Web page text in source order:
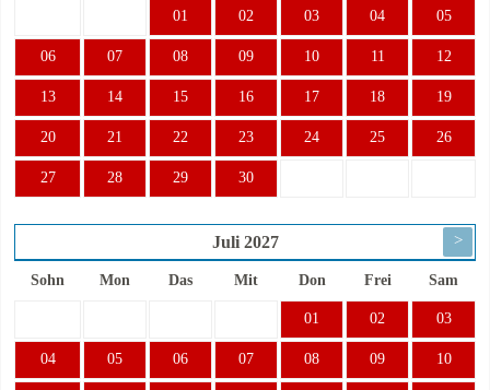
01 02 03 04 05
06 07 08 09 10 11 12
13 14 15 16 17 18 19
20 21 22 23 24 25 26
27 28 29 30
Juli 2027 >
Sohn Mon Das Mit Don Frei Sam
01 02 03
04 05 06 07 08 09 10